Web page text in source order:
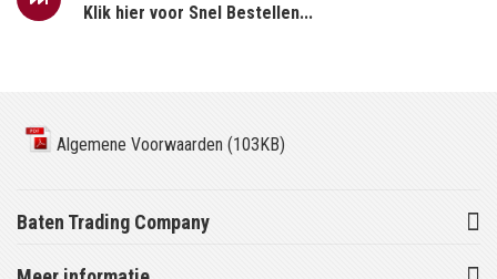
Klik hier voor Snel Bestellen...
Algemene Voorwaarden (103KB)
Baten Trading Company